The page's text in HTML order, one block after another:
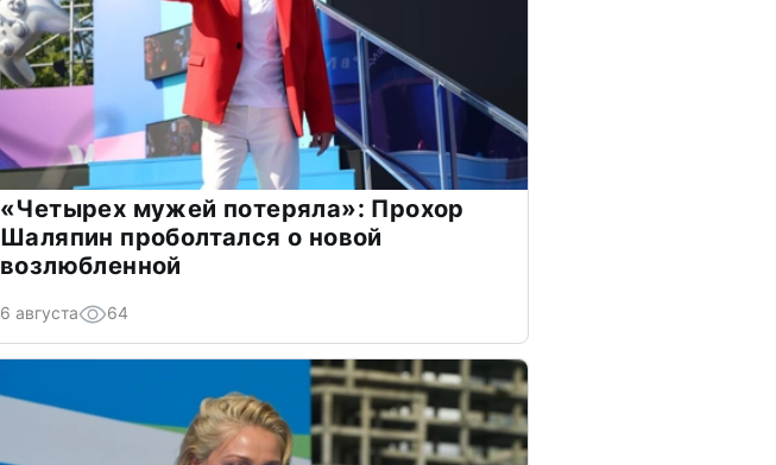
«Четырех мужей потеряла»: Прохор
Шаляпин проболтался о новой
возлюбленной
6 августа 64